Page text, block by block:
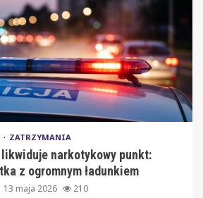
ZATRZYMANIA
narkotykowy punkt:
z ogromnym ładunkiem
13 maja 2026 210